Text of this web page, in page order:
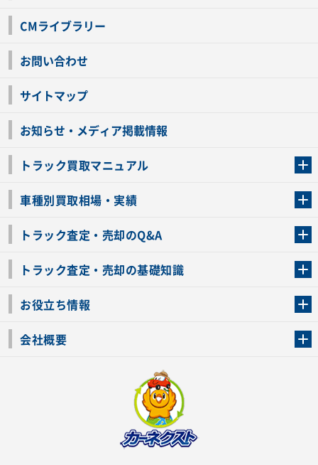
CMライブラリー
お問い合わせ
サイトマップ
お知らせ・メディア掲載情報
トラック買取マニュアル
車種別買取相場・実績
トラック査定・売却のQ&A
トラック査定・売却の基礎知識
お役立ち情報
会社概要